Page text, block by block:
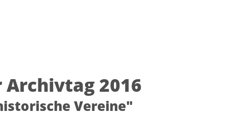
2016
Vereine"